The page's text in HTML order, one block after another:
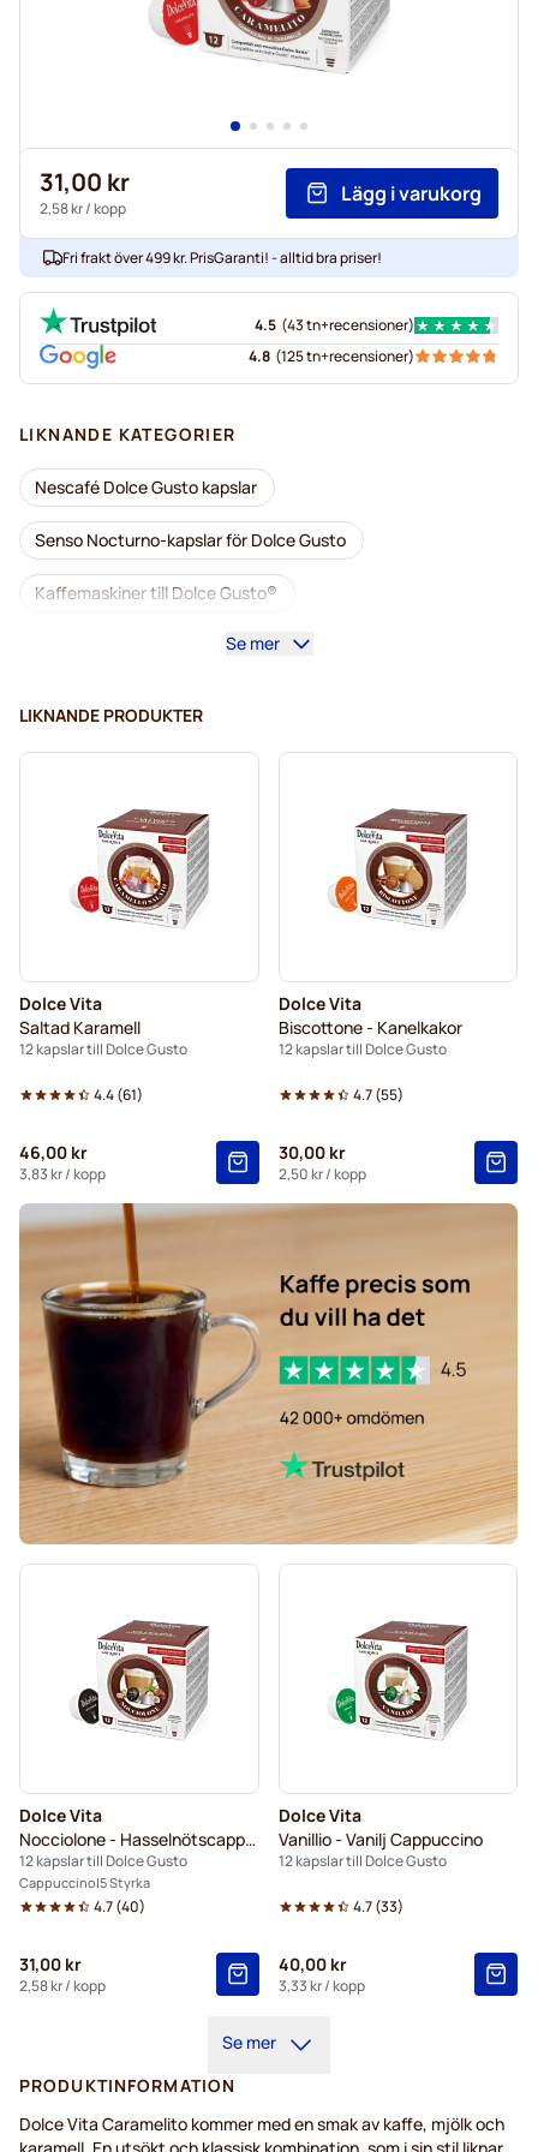
31,00 kr
2,58 kr/ kopp
Lägg i varukorg
Fri frakt över 499 kr. PrisGaranti! - alltid bra priser!
4.5 (43 tn+recensioner)
4.8 (125 tn+recensioner)
LIKNANDE KATEGORIER
Nescafé Dolce Gusto kapslar
Senso Nocturno-kapslar för Dolce Gusto
Kaffemaskiner till Dolce Gusto®
Tillbehör till Dolce Gusto®
Avkalkning och rengöring för Dolce Gusto
Segafredo-kaffekapslar för Dolce Gusto
Café René-kaffekapslar för Dolce Gusto
Caffè Borbone för Dolce Gusto
Kapslar till Dolce Gusto®
Kaffekapslen-kaffekapslar för Dolce Gusto
Starbucks® grande-kaffekapslar för Dolce Gusto
Se mer
LIKNANDE PRODUKTER
Dolce Vita
Saltad Karamell
12 kapslar till Dolce Gusto
4.4(61)
46,00 kr
3,83 kr/ kopp
Dolce Vita
Biscottone - Kanelkakor
12 kapslar till Dolce Gusto
4.7(55)
30,00 kr
2,50 kr/ kopp
Dolce Vita
Nocciolone - Hasselnötscappuccino
12 kapslar till Dolce Gusto
Cappuccino 5 Styrka
4.7(40)
31,00 kr
2,58 kr/ kopp
Dolce Vita
Vanillio - Vanilj Cappuccino
12 kapslar till Dolce Gusto
4.7(33)
40,00 kr
3,33 kr/ kopp
Se mer
PRODUKTINFORMATION
Dolce Vita Caramelito kommer med en smak av kaffe, mjölk och